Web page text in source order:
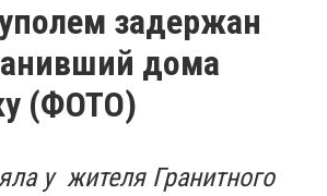
задержан
дома
(ФОТО)
у жителя Гранитного